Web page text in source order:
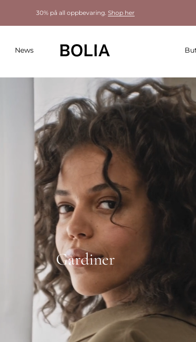
30% på all oppbevaring. Shop her
News
Gardiner